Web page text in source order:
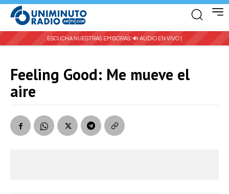
ESCUCHA NUESTRAS EMISORAS: 🔊 AUDIO EN VIVO |
Feeling Good: Me mueve el
aire